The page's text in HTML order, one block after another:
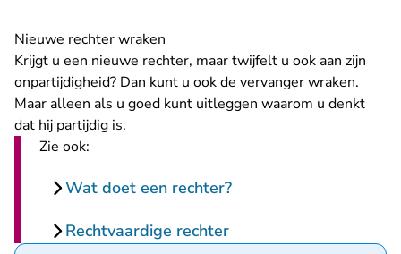
Nieuwe rechter wraken
Krijgt u een nieuwe rechter, maar twijfelt u ook aan zijn
onpartijdigheid? Dan kunt u ook de vervanger wraken.
Maar alleen als u goed kunt uitleggen waarom u denkt
dat hij partijdig is.
Zie ook:
Wat doet een rechter?
Rechtvaardige rechter